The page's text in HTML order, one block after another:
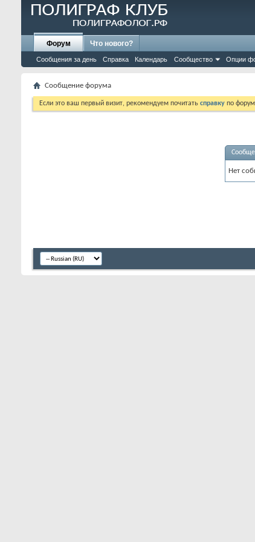
Форум
Сообщения за день Справка Календарь Сообщество Опции
Что нового?
Сообщение форума
Если это ваш первый визит, рекомендуем почитать справку по
Нет